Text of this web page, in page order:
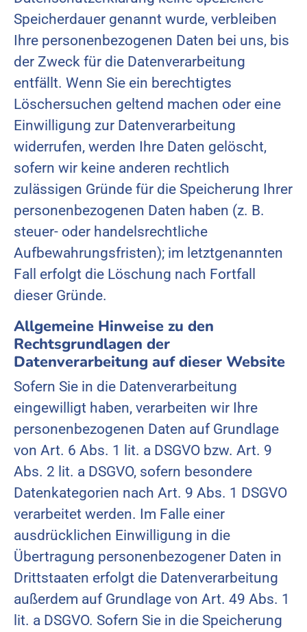
Speicherdauer genannt wurde, verbleiben
Ihre personenbezogenen Daten bei uns, bis
der Zweck für die Datenverarbeitung
entfällt. Wenn Sie ein berechtigtes
Löschersuchen geltend machen oder eine
Einwilligung zur Datenverarbeitung
widerrufen, werden Ihre Daten gelöscht,
sofern wir keine anderen rechtlich
zulässigen Gründe für die Speicherung Ihrer
personenbezogenen Daten haben (z. B.
steuer- oder handelsrechtliche
Aufbewahrungsfristen); im letztgenannten
Fall erfolgt die Löschung nach Fortfall
dieser Gründe.
Allgemeine Hinweise zu den
Rechtsgrundlagen der
Datenverarbeitung auf dieser Website
Sofern Sie in die Datenverarbeitung
eingewilligt haben, verarbeiten wir Ihre
personenbezogenen Daten auf Grundlage
von Art. 6 Abs. 1 lit. a DSGVO bzw. Art. 9
Abs. 2 lit. a DSGVO, sofern besondere
Datenkategorien nach Art. 9 Abs. 1 DSGVO
verarbeitet werden. Im Falle einer
ausdrücklichen Einwilligung in die
Übertragung personenbezogener Daten in
Drittstaaten erfolgt die Datenverarbeitung
außerdem auf Grundlage von Art. 49 Abs. 1
lit. a DSGVO. Sofern Sie in die Speicherung